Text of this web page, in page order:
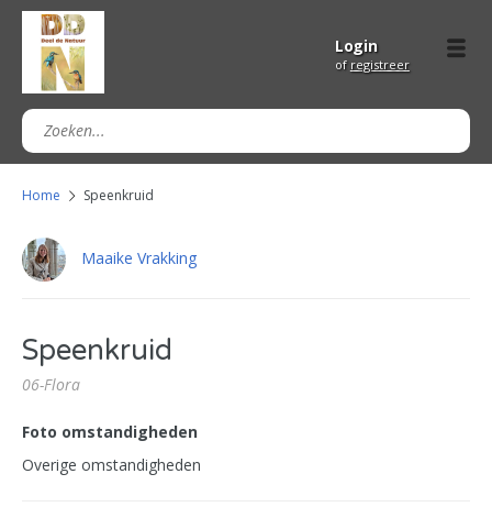
Login
of registreer
Home Speenkruid
Maaike Vrakking
Speenkruid
06-Flora
Foto omstandigheden
Overige omstandigheden